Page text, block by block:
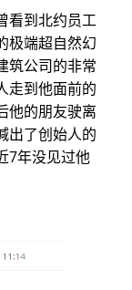
看到北约员工
极端超自然幻
筑公司的非常
走到他面前的
他的朋友驶离
出了创始人的
7年没见过他